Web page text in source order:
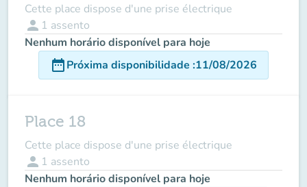
Cette place dispose d'une prise électrique
person 1 assento
Nenhum horário disponível para hoje
date_rangePróxima disponibilidade :11/08/2026
Place 18
Cette place dispose d'une prise électrique
person 1 assento
Nenhum horário disponível para hoje